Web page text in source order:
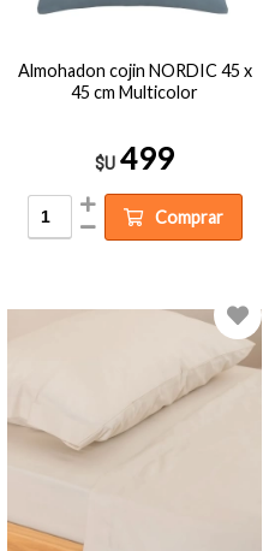
Almohadon cojin NORDIC 45 x
45 cm Multicolor
$U 499
Comprar